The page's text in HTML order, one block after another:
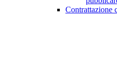
Contrattazione